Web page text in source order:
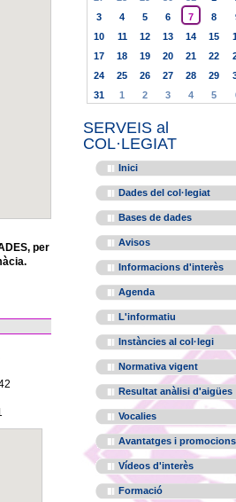
per
3
4 5 6 7 8
10
11 12 13 14 15
17
18 19 20 21 22
24
25 26 27 28 29
31
1 2 3 4 5
SERVEIS al
COL·LEGIAT
Inici
Dades del col·legiat
Bases de dades
Avisos
Informacions d'interès
Agenda
L'informatiu
Instàncies al col·legi
Normativa vigent
Resultat anàlisi d'aigües
Vocalies
Avantatges i promocions
Vídeos d'interès
Formació